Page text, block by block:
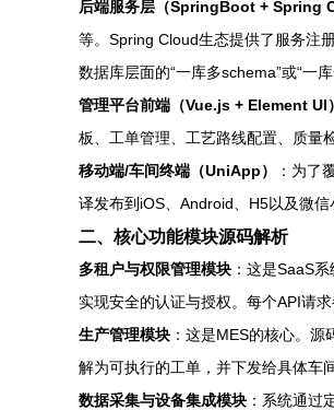
后端服务层（SpringBoot + Spring
等。Spring Cloud生态提供了服务注
数据库层面的“一库多schema”或“一
管理平台前端（Vue.js + Element UI）
板、工单管理、工艺路线配置、质量
移动端/车间终端（UniApp）
：为了
译发布到iOS、Android、H5以及微
二、核心功能模块源码解析
多租户与权限管理模块 ：这是SaaS
实现安全的认证与授权。每个API请
生产管理模块 ：这是MES的核心。源
解为可执行的工单，并下发给具体车
数据采集与设备集成模块 ：系统通过